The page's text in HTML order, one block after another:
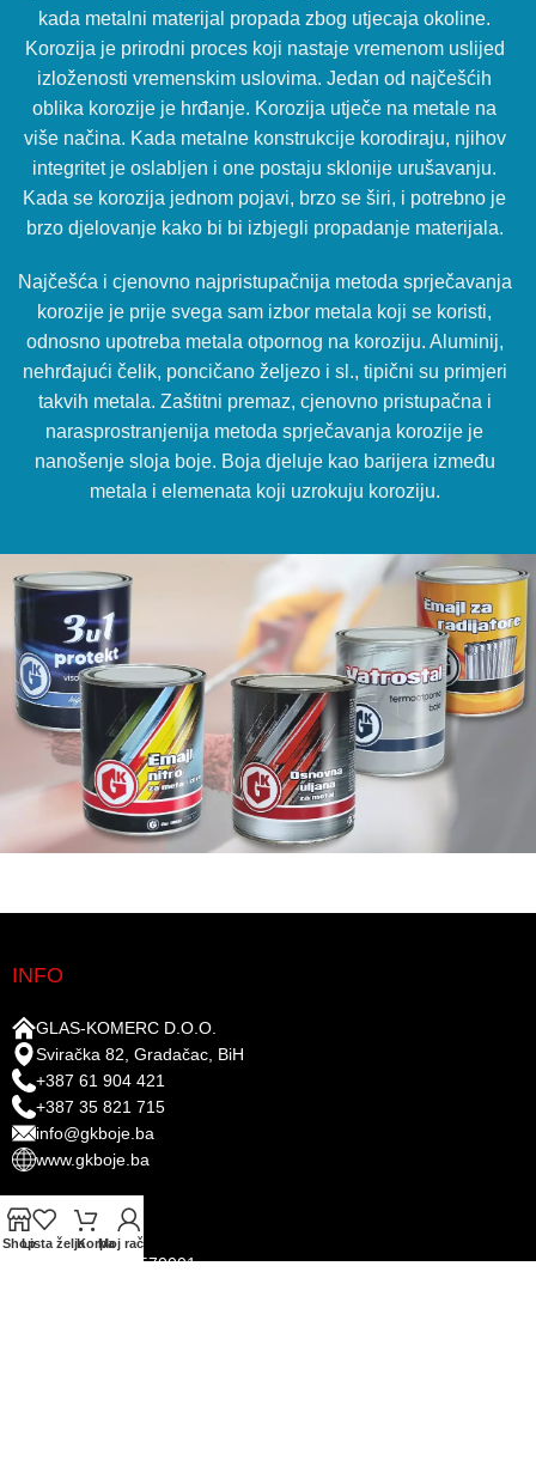
kada metalni materijal propada zbog utjecaja okoline.
Korozija je prirodni proces koji nastaje vremenom uslijed
izloženosti vremenskim uslovima. Jedan od najčešćih
oblika korozije je hrđanje. Korozija utječe na metale na
više načina. Kada metalne konstrukcije korodiraju, njihov
integritet je oslabljen i one postaju sklonije urušavanju.
Kada se korozija jednom pojavi, brzo se širi, i potrebno je
brzo djelovanje kako bi bi izbjegli propadanje materijala.
Najčešća i cjenovno najpristupačnija metoda sprječavanja
korozije je prije svega sam izbor metala koji se koristi,
odnosno upotreba metala otpornog na koroziju. Aluminij,
nehrđajući čelik, poncičano željezo i sl., tipični su primjeri
takvih metala. Zaštitni premaz, cjenovno pristupačna i
narasprostranjenija metoda sprječavanja korozije je
nanošenje sloja boje. Boja djeluje kao barijera između
metala i elemenata koji uzrokuju koroziju.
INFO
GLAS-KOMERC D.O.O.
Sviračka 82, Gradačac, BiH
+387 61 904 421
+387 35 821 715
info@gkboje.ba
www.gkboje.ba
RAČUNI
ID broj: 4209097570001​
ShopLista željaKorpaMoj račun